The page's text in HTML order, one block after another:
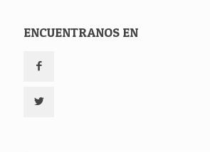
ENCUENTRANOS EN